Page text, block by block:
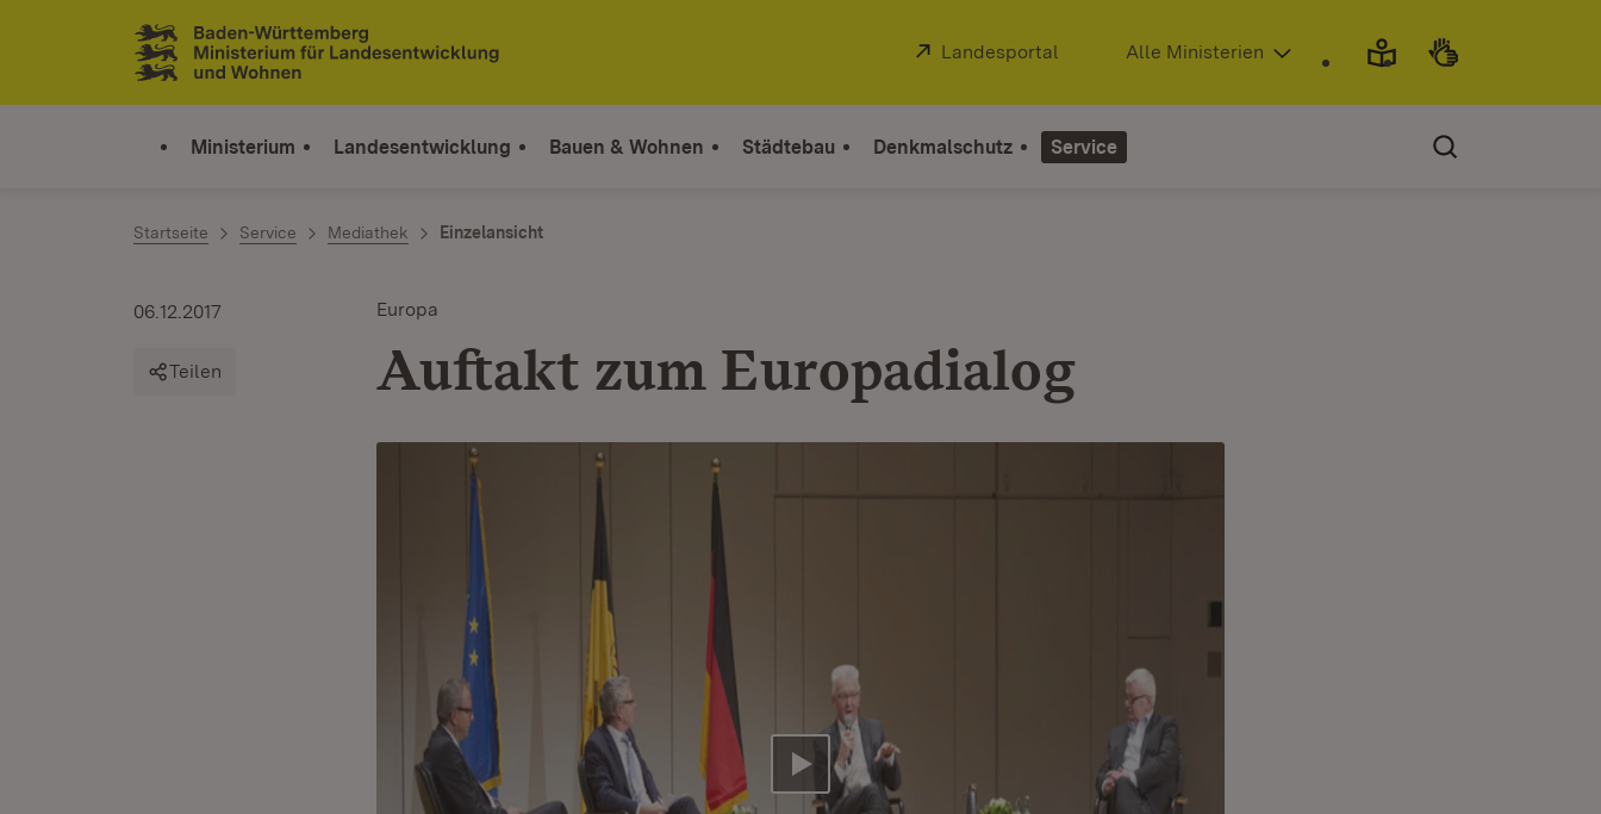
Zum Inhalt springen
Link zur Startseite
Extern:
Landesportal (Öffnet in neuem Fenster)
Alle Ministerien
Ministerium Landesentwicklung Bauen & Wohnen Städtebau Denkmalschutz Service
Startseite Service Mediathek Einzelansicht
Europa
Auftakt zum Europadialog
06.12.2017
Teilen
Video abspielen